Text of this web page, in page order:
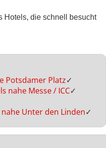
Hotels, die schnell besucht
Potsdamer Platz✓
nahe Messe / ICC✓
Unter den Linden✓